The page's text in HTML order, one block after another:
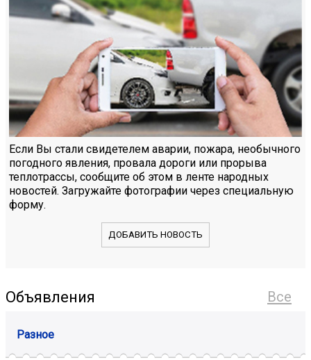
Если Вы стали свидетелем аварии, пожара, необычного
погодного явления, провала дороги или прорыва
теплотрассы, сообщите об этом в ленте народных
новостей. Загружайте фотографии через специальную
форму.
ДОБАВИТЬ НОВОСТЬ
Все
Объявления
Разное